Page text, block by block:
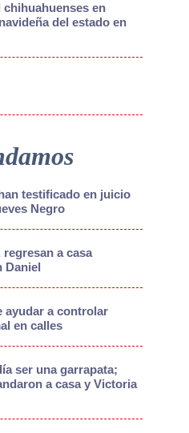
chihuahuenses en
del estado en
testificado en juicio
Negro
regresan a casa
Daniel
ayudar a controlar
en calles
ser una garrapata;
a casa y Victoria